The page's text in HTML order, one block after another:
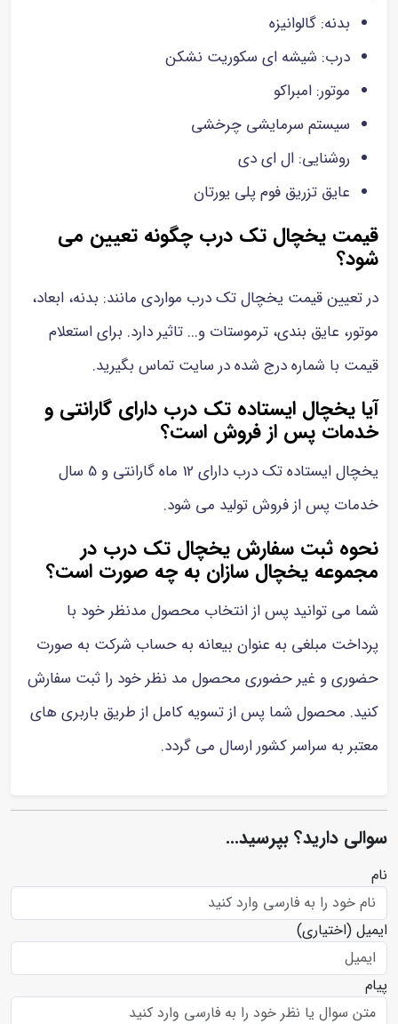
بدنه: گالوانیزه
درب: شیشه ای سکوریت نشکن
موتور: امبراکو
سیستم سرمایشی چرخشی
روشنایی: ال ای دی
عایق تزریق فوم پلی یورتان
قیمت یخچال تک درب چگونه تعیین می
شود؟
در تعیین قیمت یخچال تک درب مواردی مانند: بدنه، ابعاد،
موتور، عایق بندی، ترموستات و... تاثیر دارد. برای استعلام
قیمت با شماره درج شده در سایت تماس بگیرید.
آیا یخچال ایستاده تک درب دارای گارانتی و
خدمات پس از فروش است؟
یخچال ایستاده تک درب دارای 12 ماه گارانتی و 5 سال
خدمات پس از فروش تولید می شود.
نحوه ثبت سفارش یخچال تک درب در
مجموعه یخچال سازان به چه صورت است؟
شما می توانید پس از انتخاب محصول مدنظر خود با
پرداخت مبلغی به عنوان بیعانه به حساب شرکت به صورت
حضوری و غیر حضوری محصول مد نظر خود را ثبت سفارش
کنید. محصول شما پس از تسویه کامل از طریق باربری های
معتبر به سراسر کشور ارسال می گردد.
سوالی دارید؟ بپرسید...
نام
ایمیل (اختیاری)
پیام